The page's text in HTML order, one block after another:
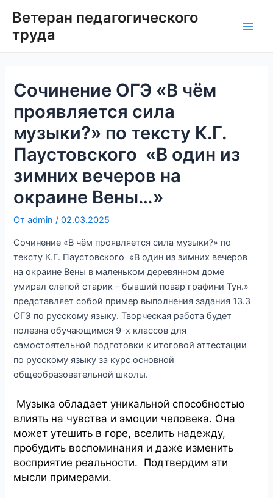
содержимому
Ветеран педагогического
труда
Сочинение ОГЭ «В чём
проявляется сила
музыки?» по тексту К.Г.
Паустовского «В один из
зимних вечеров на
окраине Вены…»
Отadmin/02.03.2025
Сочинение «В чём проявляется сила музыки?» по
тексту К.Г. Паустовского «В один из зимних вечеров
на окраине Вены в маленьком деревянном доме
умирал слепой старик – бывший повар графини Тун.»
представляет собой пример выполнения задания 13.3
ОГЭ по русскому языку. Творческая работа будет
полезна обучающимся 9-х классов для
самостоятельной подготовки к итоговой аттестации
по русскому языку за курс основной
общеобразовательной школы.
Музыка обладает уникальной способностью
влиять на чувства и эмоции человека. Она
может утешить в горе, вселить надежду,
пробудить воспоминания и даже изменить
восприятие реальности. Подтвердим эти
мысли примерами.